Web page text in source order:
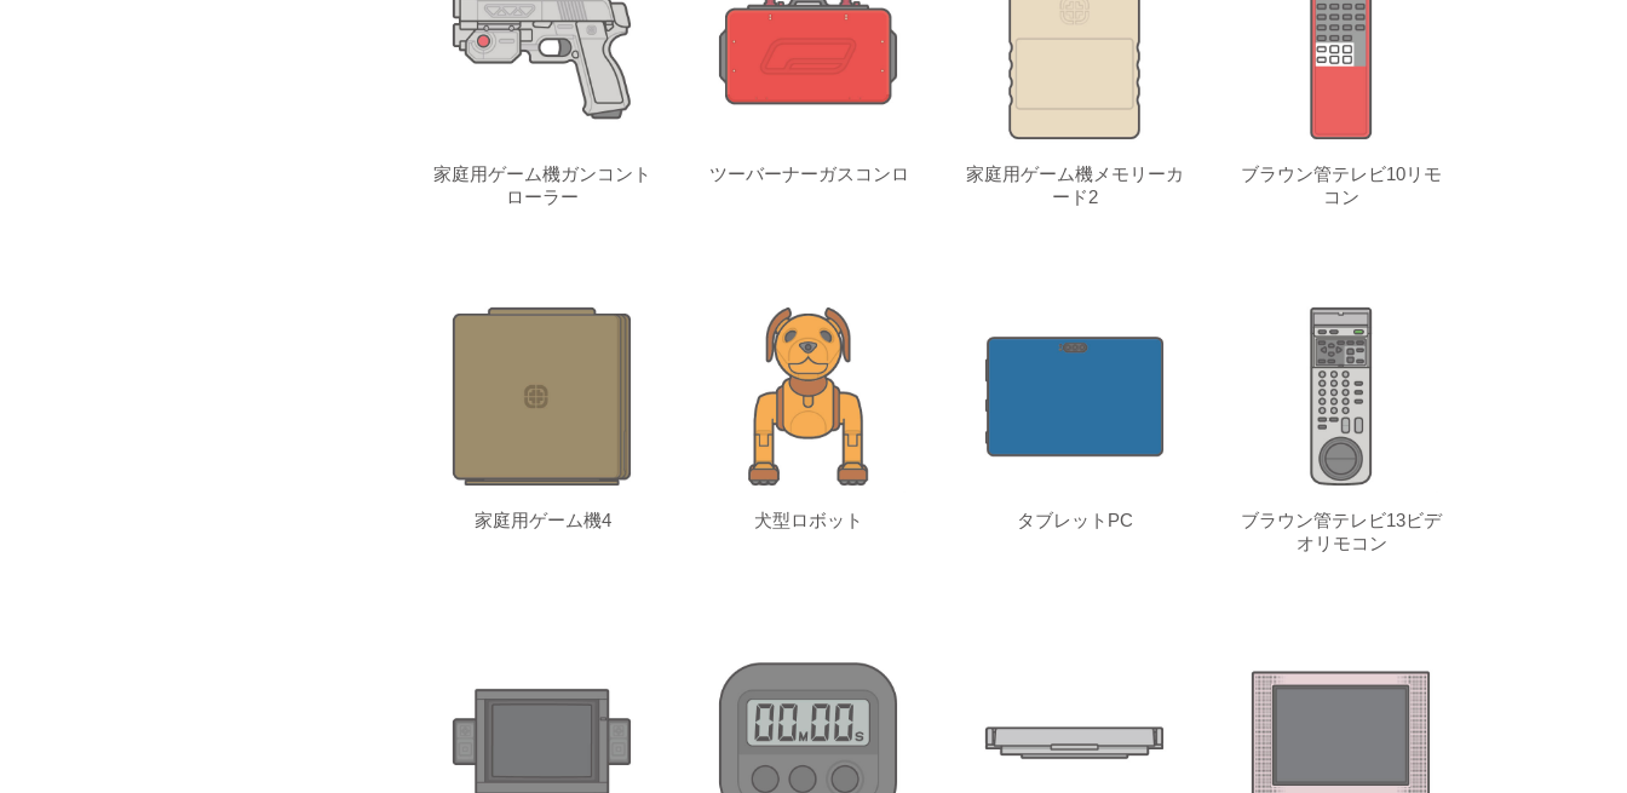
家庭用ゲーム機ガンコント
ローラー
ツーバーナーガスコンロ
家庭用ゲーム機メモリーカ
ード2
ブラウン管テレビ10リモ
コン
家庭用ゲーム機4 犬型ロボット タブレットPC
ブラウン管テレビ13ビデ
オリモコン